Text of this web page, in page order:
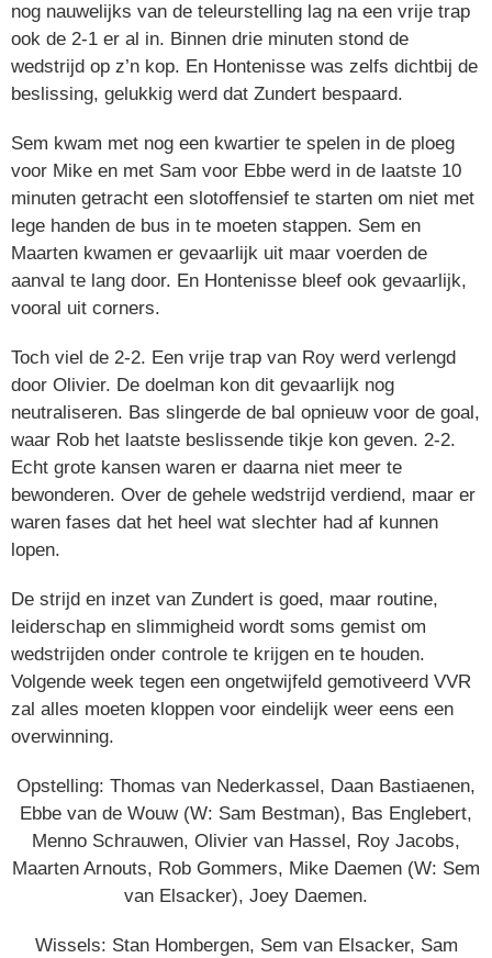
nog nauwelijks van de teleurstelling lag na een vrije trap
ook de 2-1 er al in. Binnen drie minuten stond de
wedstrijd op z’n kop. En Hontenisse was zelfs dichtbij de
beslissing, gelukkig werd dat Zundert bespaard.
Sem kwam met nog een kwartier te spelen in de ploeg
voor Mike en met Sam voor Ebbe werd in de laatste 10
minuten getracht een slotoffensief te starten om niet met
lege handen de bus in te moeten stappen. Sem en
Maarten kwamen er gevaarlijk uit maar voerden de
aanval te lang door. En Hontenisse bleef ook gevaarlijk,
vooral uit corners.
Toch viel de 2-2. Een vrije trap van Roy werd verlengd
door Olivier. De doelman kon dit gevaarlijk nog
neutraliseren. Bas slingerde de bal opnieuw voor de goal,
waar Rob het laatste beslissende tikje kon geven. 2-2.
Echt grote kansen waren er daarna niet meer te
bewonderen. Over de gehele wedstrijd verdiend, maar er
waren fases dat het heel wat slechter had af kunnen
lopen.
De strijd en inzet van Zundert is goed, maar routine,
leiderschap en slimmigheid wordt soms gemist om
wedstrijden onder controle te krijgen en te houden.
Volgende week tegen een ongetwijfeld gemotiveerd VVR
zal alles moeten kloppen voor eindelijk weer eens een
overwinning.
Opstelling: Thomas van Nederkassel, Daan Bastiaenen,
Ebbe van de Wouw (W: Sam Bestman), Bas Englebert,
Menno Schrauwen, Olivier van Hassel, Roy Jacobs,
Maarten Arnouts, Rob Gommers, Mike Daemen (W: Sem
van Elsacker), Joey Daemen.
Wissels: Stan Hombergen, Sem van Elsacker, Sam